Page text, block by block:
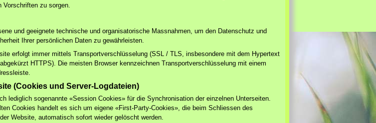
Vorschriften zu sorgen.
und geeignete technische und organisatorische Massnahmen, um den Datenschutz und
Ihrer persönlichen Daten zu gewährleisten.
erfolgt immer mittels Transportverschlüsselung (SSL / TLS, insbesondere mit dem Hypertext
HTTPS). Die meisten Browser kennzeichnen Transportverschlüsselung mit einem
(Cookies und Server-Logdateien)
lediglich sogenannte «Session Cookies» für die Synchronisation der einzelnen Unterseiten.
Cookies handelt es sich um eigene «First-Party-Cookies», die beim Schliessen des
Website, automatisch sofort wieder gelöscht werden.